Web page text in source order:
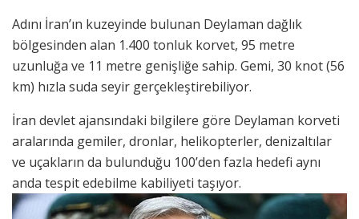
Adını İran’ın kuzeyinde bulunan Deylaman dağlık
bölgesinden alan 1.400 tonluk korvet, 95 metre
uzunluğa ve 11 metre genişliğe sahip. Gemi, 30 knot (56
km) hızla suda seyir gerçekleştirebiliyor.
İran devlet ajansındaki bilgilere göre Deylaman korveti
aralarında gemiler, dronlar, helikopterler, denizaltılar
ve uçakların da bulunduğu 100’den fazla hedefi aynı
anda tespit edebilme kabiliyeti taşıyor.